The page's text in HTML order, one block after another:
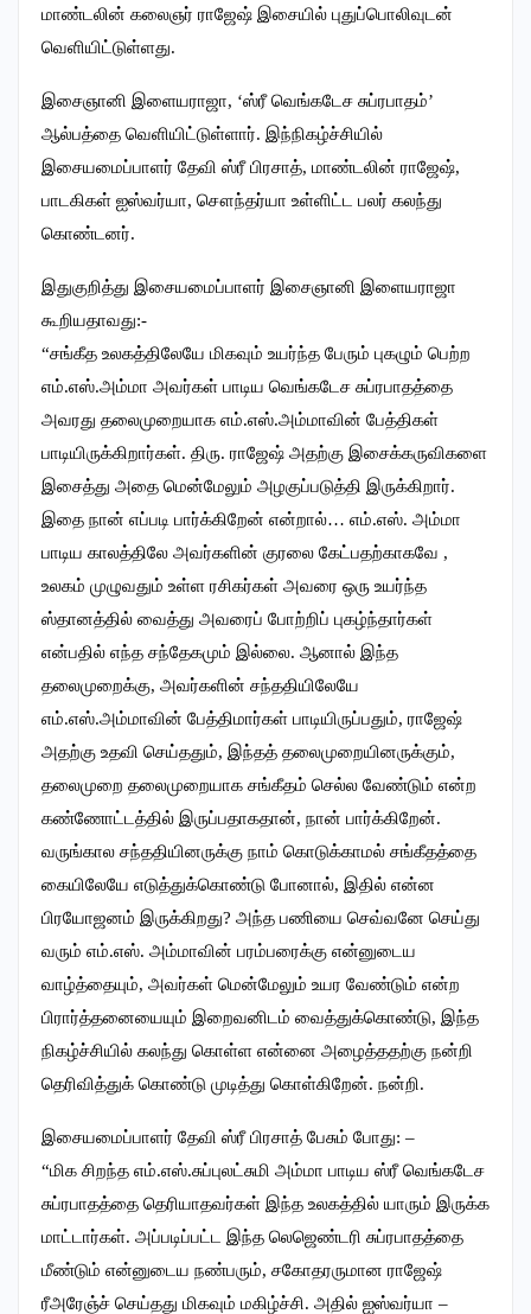
மாண்டலின் கலைஞர் ராஜேஷ் இசையில் புதுப்பொலிவுடன்
வெளியிட்டுள்ளது.
இசைஞானி இளையராஜா, ‘ஸ்ரீ வெங்கடேச சுப்ரபாதம்’
ஆல்பத்தை வெளியிட்டுள்ளார். இந்நிகழ்ச்சியில்
இசையமைப்பாளர் தேவி ஸ்ரீ பிரசாத், மாண்டலின் ராஜேஷ்,
பாடகிகள் ஐஸ்வர்யா, சௌந்தர்யா உள்ளிட்ட பலர் கலந்து
கொண்டனர்.
இதுகுறித்து இசையமைப்பாளர் இசைஞானி இளையராஜா
கூறியதாவது:-
“சங்கீத உலகத்திலேயே மிகவும் உயர்ந்த பேரும் புகழும் பெற்ற
எம்.எஸ்.அம்மா அவர்கள் பாடிய வெங்கடேச சுப்ரபாதத்தை
அவரது தலைமுறையாக எம்.எஸ்.அம்மாவின் பேத்திகள்
பாடியிருக்கிறார்கள். திரு. ராஜேஷ் அதற்கு இசைக்கருவிகளை
இசைத்து அதை மென்மேலும் அழகுப்படுத்தி இருக்கிறார்.
இதை நான் எப்படி பார்க்கிறேன் என்றால்… எம்.எஸ். அம்மா
பாடிய காலத்திலே அவர்களின் குரலை கேட்பதற்காகவே ,
உலகம் முழுவதும் உள்ள ரசிகர்கள் அவரை ஒரு உயர்ந்த
ஸ்தானத்தில் வைத்து அவரைப் போற்றிப் புகழ்ந்தார்கள்
என்பதில் எந்த சந்தேகமும் இல்லை. ஆனால் இந்த
தலைமுறைக்கு, அவர்களின் சந்ததியிலேயே
எம்.எஸ்.அம்மாவின் பேத்திமார்கள் பாடியிருப்பதும், ராஜேஷ்
அதற்கு உதவி செய்ததும், இந்தத் தலைமுறையினருக்கும்,
தலைமுறை தலைமுறையாக சங்கீதம் செல்ல வேண்டும் என்ற
கண்ணோட்டத்தில் இருப்பதாகதான், நான் பார்க்கிறேன்.
வருங்கால சந்ததியினருக்கு நாம் கொடுக்காமல் சங்கீதத்தை
கையிலேயே எடுத்துக்கொண்டு போனால், இதில் என்ன
பிரயோஜனம் இருக்கிறது? அந்த பணியை செவ்வனே செய்து
வரும் எம்.எஸ். அம்மாவின் பரம்பரைக்கு என்னுடைய
வாழ்த்தையும், அவர்கள் மென்மேலும் உயர வேண்டும் என்ற
பிரார்த்தனையையும் இறைவனிடம் வைத்துக்கொண்டு, இந்த
நிகழ்ச்சியில் கலந்து கொள்ள என்னை அழைத்ததற்கு நன்றி
தெரிவித்துக் கொண்டு முடித்து கொள்கிறேன். நன்றி.
இசையமைப்பாளர் தேவி ஸ்ரீ பிரசாத் பேசும் போது: –
“மிக சிறந்த எம்.எஸ்.சுப்புலட்சுமி அம்மா பாடிய ஸ்ரீ வெங்கடேச
சுப்ரபாதத்தை தெரியாதவர்கள் இந்த உலகத்தில் யாரும் இருக்க
மாட்டார்கள். அப்படிப்பட்ட இந்த லெஜெண்டரி சுப்ரபாதத்தை
மீண்டும் என்னுடைய நண்பரும், சகோதரருமான ராஜேஷ்
ரீஅரேஞ்ச் செய்தது மிகவும் மகிழ்ச்சி. அதில் ஐஸ்வர்யா –